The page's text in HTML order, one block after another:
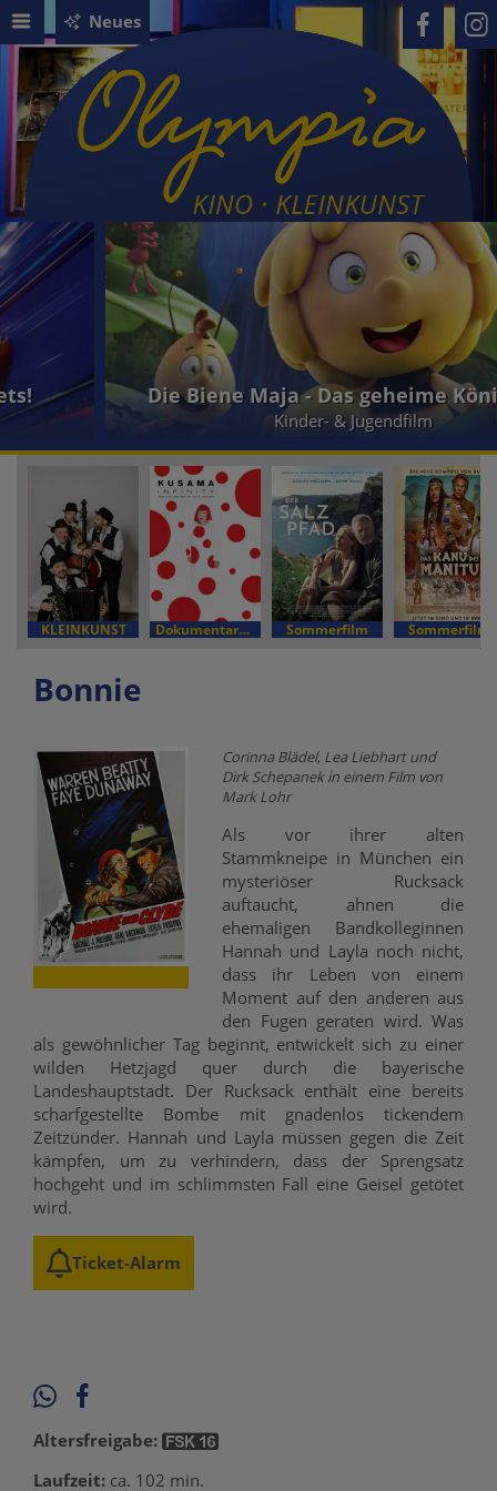
Neues
Die Biene Maja - Das geheime Königreich
Kinder- & Jugendfilm
KLEINKUNST Dokumentarfilm Sommerfilm Sommerfilm
Bonnie
Corinna Blädel, Lea Liebhart und
Dirk Schepanek in einem Film von
Mark Lohr
Als vor ihrer alten
Stammkneipe in München ein
mysteriöser Rucksack
auftaucht, ahnen die
ehemaligen Bandkolleginnen
Hannah und Layla noch nicht,
dass ihr Leben von einem
Moment auf den anderen aus
den Fugen geraten wird. Was
als gewöhnlicher Tag beginnt, entwickelt sich zu einer
wilden Hetzjagd quer durch die bayerische
Landeshauptstadt. Der Rucksack enthält eine bereits
scharfgestellte Bombe mit gnadenlos tickendem
Zeitzünder. Hannah und Layla müssen gegen die Zeit
kämpfen, um zu verhindern, dass der Sprengsatz
hochgeht und im schlimmsten Fall eine Geisel getötet
wird.
Ticket-Alarm
Altersfreigabe:
Laufzeit: ca. 102 min.